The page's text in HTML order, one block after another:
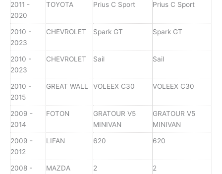
2011 -
2020
TOYOTA Prius C Sport Prius C Sport
2010 -
2023
CHEVROLET Spark GT Spark GT
2010 -
2023
CHEVROLET Sail Sail
2010 -
2015
GREAT WALL VOLEEX C30 VOLEEX C30
2009 -
2014
FOTON
GRATOUR V5
MINIVAN
GRATOUR V5
MINIVAN
2009 -
2012
LIFAN 620 620
2008 - MAZDA 2 2